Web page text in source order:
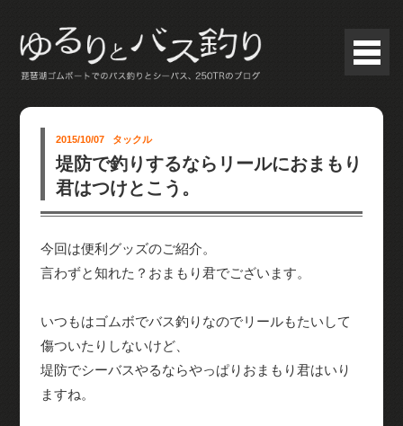
2015/10/07 タックル
堤防で釣りするならリールにおまもり
君はつけとこう。
今回は便利グッズのご紹介。
言わずと知れた？おまもり君でございます。
いつもはゴムボでバス釣りなのでリールもたいして
傷ついたりしないけど、
堤防でシーバスやるならやっぱりおまもり君はいり
ますね。